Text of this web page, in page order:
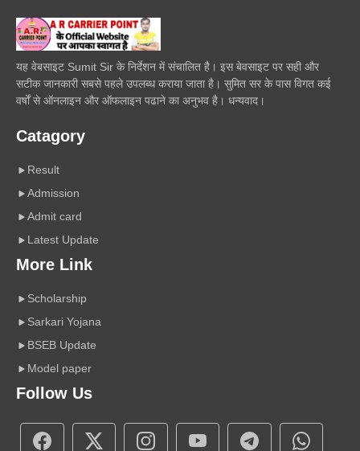
यह वेबसाइट Sumit Sir के निर्देशन में संचालित है। इस बेवसाइट पर सही और
सटीक जानकारी सबसे पहले उपलब्ध कराया जाता है। सुमित सर के पास विगत कई
वर्षों से ऑनलाइन और ऑफलाइन पढाने का अनुभव है। धन्यवाद।
Catagory
Result
Admission
Admit card
Latest Update
More Link
Scholarship
Sarkari Yojana
BSEB Update
Model paper
Follow Us